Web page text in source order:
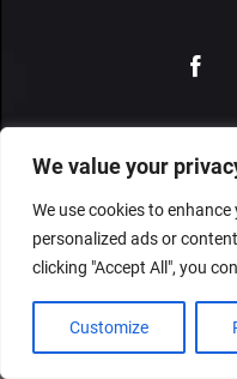
We value your
We use cookies to
personalized ads or
clicking "Accept All", you
Customize